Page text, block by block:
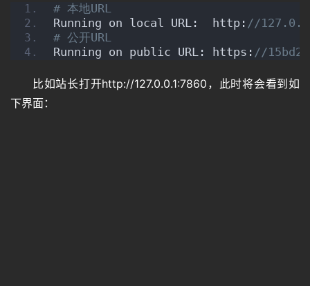
# 本地URL
Running on local URL:  http: //
# 公开URL
Running on public URL: https: //
比如站长打开http://127.0.0.1:7860，此时将会看到如
下界面：